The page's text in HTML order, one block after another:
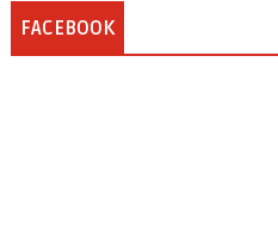
FACEBOOK